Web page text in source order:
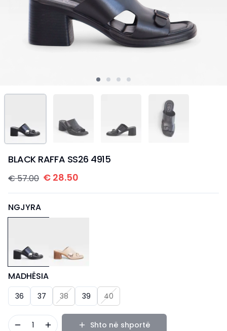
BLACK RAFFA SS26 4915
€57.00 € 28.50
NGJYRA
MADHËSIA
36 37 38 39 40
1 Shto në shportë